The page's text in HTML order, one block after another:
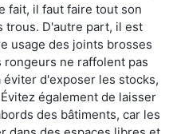
fait, il faut faire tout son
trous. D'autre part, il est
usage des joints brosses
ne raffolent pas
d'exposer les stocks,
également de laisser
des bâtiments, car les